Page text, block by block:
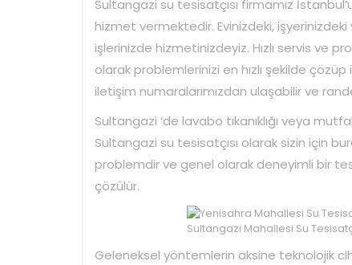
Sultangazi su tesisatçısı firmamız
hizmet vermektedir. Evinizdeki,
işlerinizde hizmetinizdeyiz. Hızlı servis ve
olarak problemlerinizi en hızlı şekilde
iletişim numaralarımızdan ulaşabilir ve
Sultangazi ‘de lavabo tıkanıklığı veya
Sultangazi su tesisatçısı olarak sizin için
problemdir ve genel olarak deneyimli bir
çözülür.
Sultangazi Mahallesi Su
Geleneksel yöntemlerin aksine teknolojik